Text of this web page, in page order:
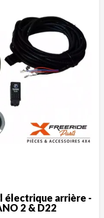
électrique arrière -
2 & D22